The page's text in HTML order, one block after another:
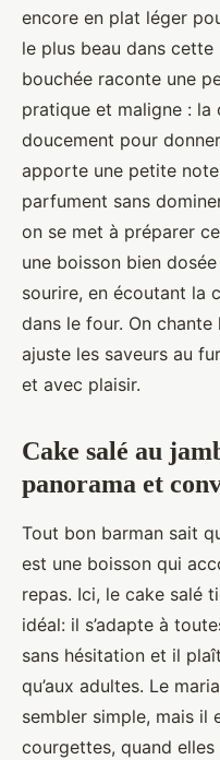
encore en plat léger
le plus beau dans cette
bouchée raconte une
pratique et maligne : la
doucement pour
apporte une petite
parfument sans
on se met à préparer
une boisson bien
sourire, en écoutant la
dans le four. On
ajuste les saveurs au
et avec plaisir.
Cake salé au
panorama et
Tout bon barman sait
est une boisson qui
repas. Ici, le cake salé
idéal: il s’adapte à
sans hésitation et il
qu’aux adultes. Le
sembler simple, mais il
courgettes, quand